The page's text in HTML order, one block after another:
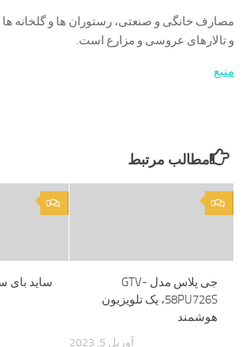
مصارف خانگی و صنعتی، رستوران ها و گلخانه ها
و تالارهای عروسی و مزارع است.
منبع
مطالب مرتبط
0
ساید بای
0
جی پلاس مدل GTV-
58PU726S، یک تلویزیون
هوشمند
آوریل 5, 2023